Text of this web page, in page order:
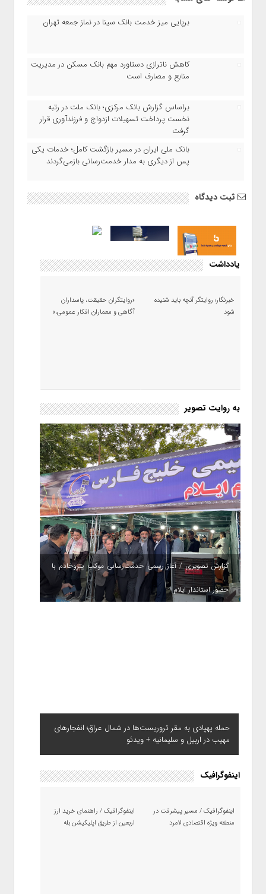
برپایی میز خدمت بانک سینا در نماز جمعه تهران
کاهش ناترازی دستاورد مهم بانک مسکن در مدیریت
منابع و مصارف است
براساس گزارش بانک مرکزی؛ بانک ملت در رتبه
نخست پرداخت تسهیلات ازدواج و فرزندآوری قرار
گرفت
بانک ملی ایران در مسیر بازگشت کامل؛ خدمات یکی
پس از دیگری به مدار خدمت‌رسانی بازمی‌گردند
ثبت دیدگاه
یادداشت
خبرنگار؛ روایتگر آنچه باید شنیده
شود
«روایتگران حقیقت، پاسداران
آگاهی و معماران افکار عمومی،»
به روایت تصویر
گزارش تصویری / آغاز رسمی خدمت‌رسانی موکب پتروخادم با
حضور استاندار ایلام
حمله پهپادی به مقر تروریست‌ها در شمال عراق؛ انفجارهای
مهیب در اربیل و سلیمانیه + ویدئو
اینفوگرافیک
اینفوگرافیک / مسیر پیشرفت در
منطقه ویژه اقتصادی لامرد
اینفوگرافیک / راهنمای خرید ارز
اربعین از طریق اپلیکیشن بله